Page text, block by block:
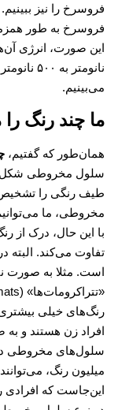
فروسرخ را نیز
فروسرخ به طور
نانومتر
می‌بینیم.
ما چند رنگ را
همان‌طور که گفتیم،
طیف رنگی را تشخیص
مخروطی، ما
با این حال، درک از
تفاوت می‌کند. البته
است. مثلا به صورت
رنگ‌های خیلی بیشتری
افراد زن هستند و به
سلول‌های مخروطی
این‌جاست که افرادی